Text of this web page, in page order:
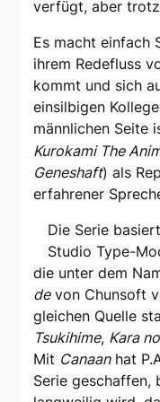
verfügt, aber
Es macht einfach
ihrem Redefluss
kommt und sich
einsilbigen
männlichen Seite
Kurokami The
Geneshaft) als
erfahrener
Die Serie
Studio Type-
die unter dem
devon Chunsoft
gleichen Quelle
Tsukihime, Kara
Mit Canaanhat
Serie geschaffen,